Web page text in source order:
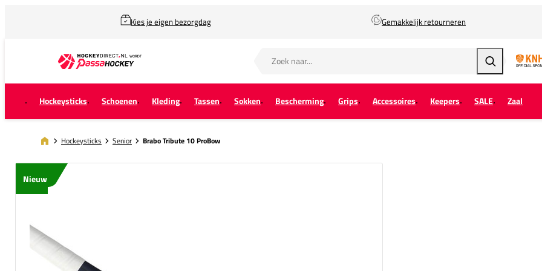
Kies je eigen bezorgdag Gemakkelijk retourneren
Zoeken
Hockeysticks Schoenen Kleding Tassen Sokken Bescherming Grips Accessoires Keepers SALE Zaal
Hockeysticks Senior Brabo Tribute 10 ProBow
Nieuw